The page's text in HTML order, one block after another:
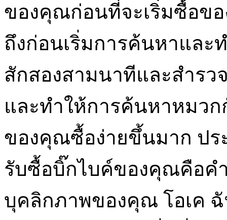
ของคุณก่อนที่จะเริ่มซื้อข
ถึงก่อนเริ่มการค้นหาและ
สักสองสามนาทีและสำรว
และทำให้การค้นหาหมว
ของคุณซื้อง่ายขึ้นมาก ปร
รับซื้อบิ๊กไบค์ของคุณคือค
บุคลิกภาพของคุณ โอเค